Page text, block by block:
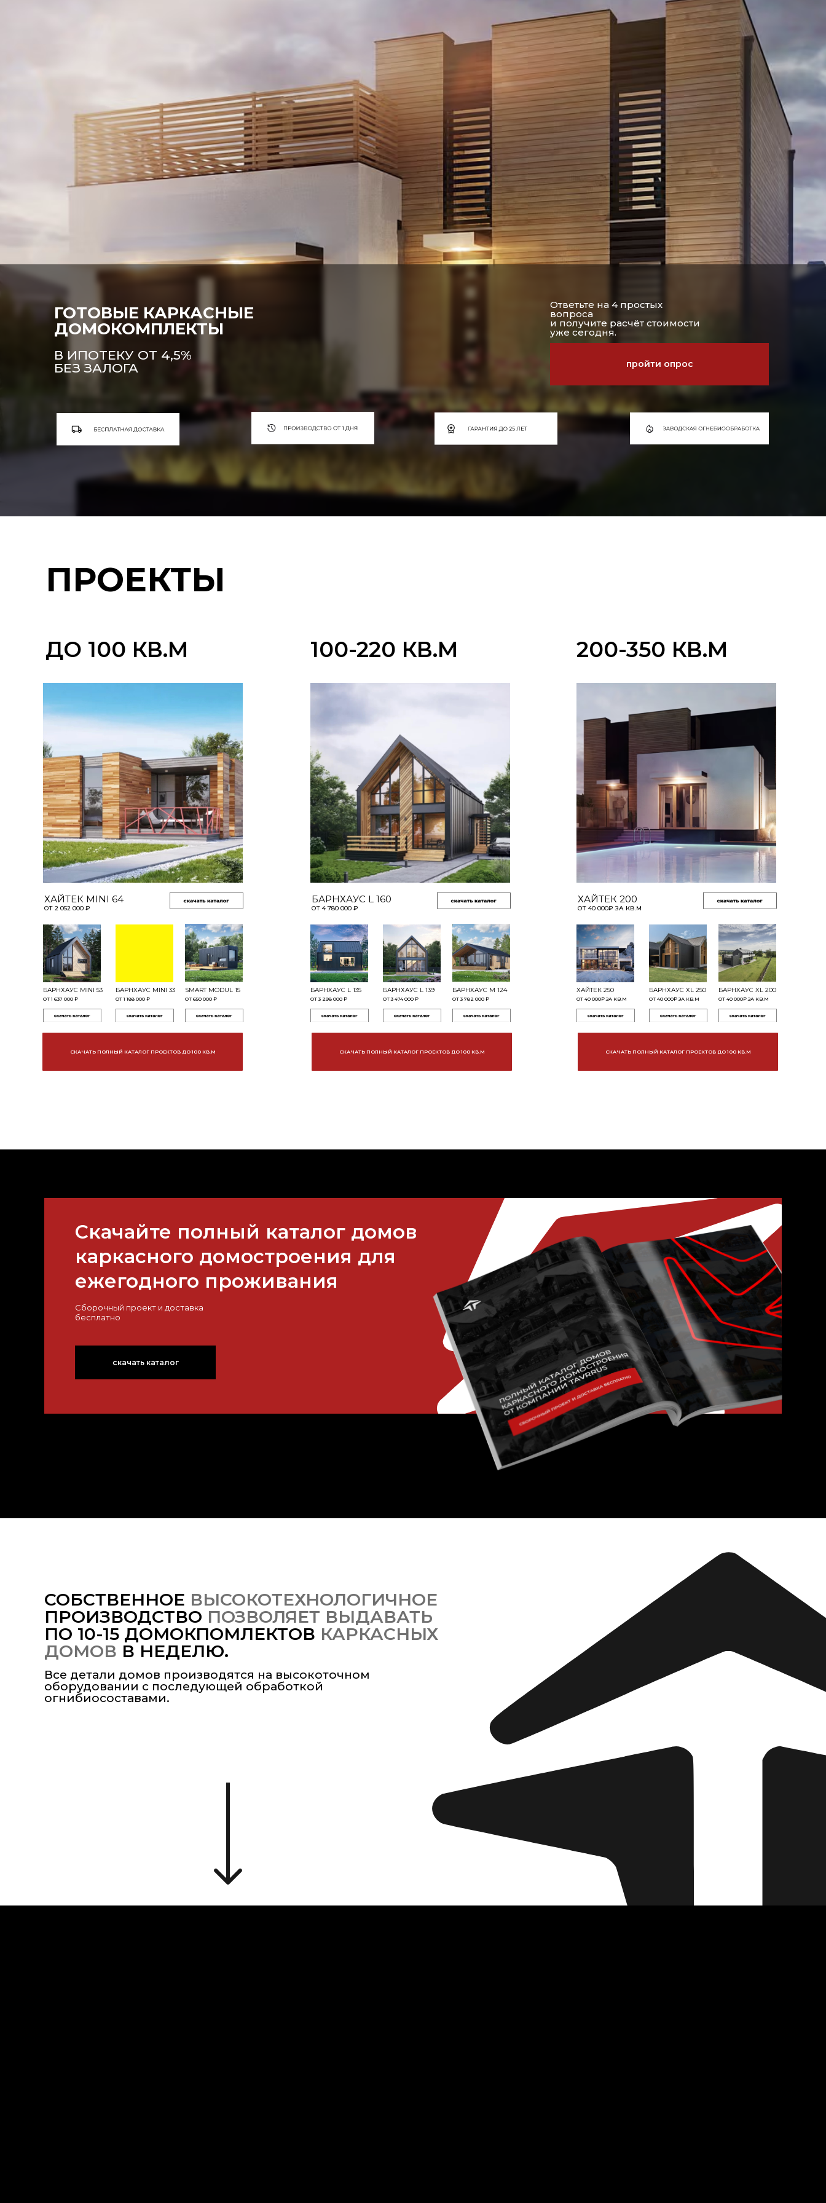
БЕСПЛАТНАЯ ДОСТАВКА ГАРАНТИЯ ДО 25 ЛЕТ
Ответьте на 4 простых
вопроса
и получите расчёт стоимости
уже сегодня.
пройти опрос
ГОТОВЫЕ КАРКАСНЫЕ
ДОМОКОМПЛЕКТЫ
В ИПОТЕКУ ОТ 4,5%
БЕЗ ЗАЛОГА
СКАЧАТЬ ПОЛНЫЙ КАТАЛОГ ПРОЕКТОВ ДО 100 КВ.М
БАРНХАУС L 160
ОТ 4 780 000 ₽
БАРНХАУС L 135
ОТ 3 298 000 ₽
БАРНХАУС L 139
ОТ 3 474 000 ₽
БАРНХАУС M 124
ОТ 3 782 000 ₽
100-220 КВ.М
СКАЧАТЬ ПОЛНЫЙ КАТАЛОГ ПРОЕКТОВ ДО 100 КВ.М
ХАЙТЕК MINI 64
ОТ 2 052 000 ₽
БАРНХАУС МINI 53
ОТ 1 637 000 ₽
БАРНХАУС MINI 33
ОТ 1 188 000 ₽
SMART MODUL 15
ОТ 650 000 ₽
СКАЧАТЬ ПОЛНЫЙ КАТАЛОГ ПРОЕКТОВ ДО 100 КВ.М
ХАЙТЕК 200
ОТ 40 000₽ ЗА КВ.М
ХАЙТЕК 250
ОТ 40 000₽ ЗА КВ.М
БАРНХАУС XL 250
ОТ 40 000₽ ЗА КВ.М
БАРНХАУС XL 200
ОТ 40 000₽ ЗА КВ.М
200-350 КВ.М
ДО 100 КВ.М
ПРОЕКТЫ
Скачайте полный каталог домов
каркасного домостроения для
ежегодного проживания
Сборочный проект и доставка
бесплатно
скачать каталог
СОБСТВЕННОЕ ВЫСОКОТЕХНОЛОГИЧНОЕ
ПРОИЗВОДСТВО ПОЗВОЛЯЕТ ВЫДАВАТЬ
ПО 10-15 ДОМОКПОМЛЕКТОВ КАРКАСНЫХ
ДОМОВ В НЕДЕЛЮ.
Все детали домов производятся на высокоточном
оборудовании с последующей обработкой
огнибиосоставами.